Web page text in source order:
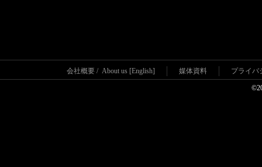
会社概要 / About us [English] 媒体資料 プライバ